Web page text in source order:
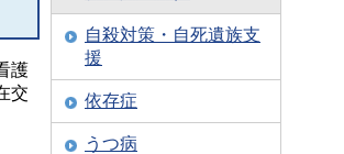
護
交
自殺対策・自死遺族支
援
依存症
うつ病